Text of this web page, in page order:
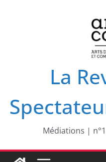
La
Médiations |